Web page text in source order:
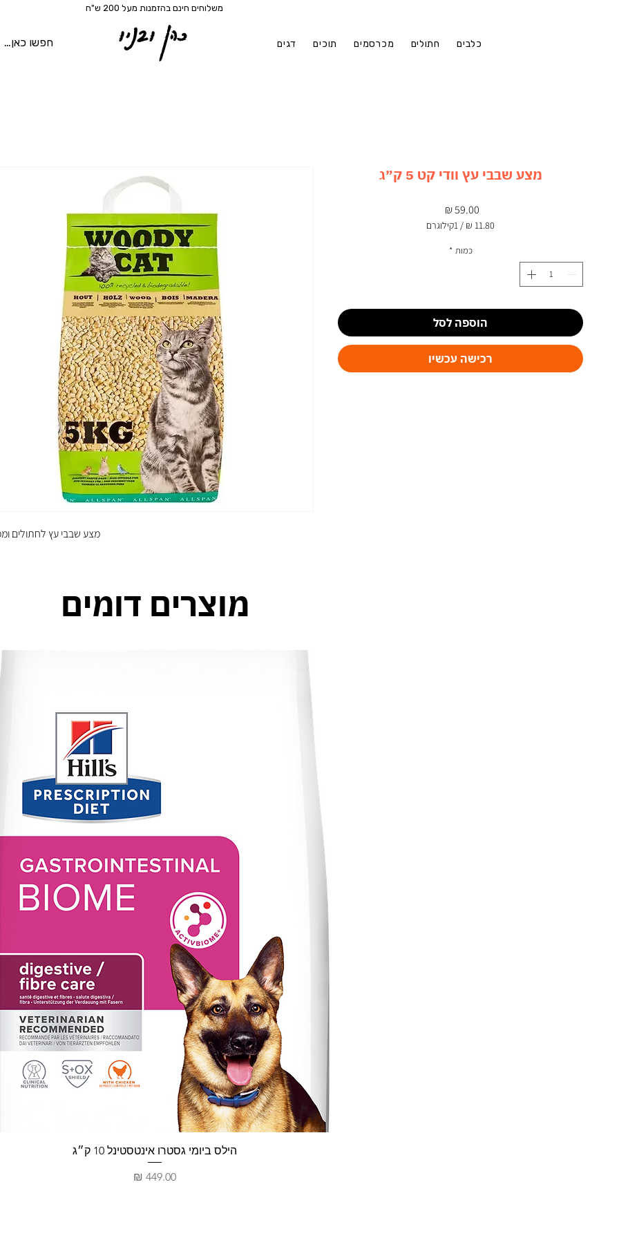
משלוחים חינם בהזמנות מעל 200 ש"ח
כהן ובניו דגים תוכים מכרסמים חתולים כלבים
מצע שבבי עץ לחתולים
מצע שבבי עץ וודי קט 5 ק״ג
/ 1קילוגרם
לכלכמות *
הוספה לסל
רכישה עכשיו
מוצרים דומים
תצוגה מהירה
הילס ביומי גסטרו אינטסטינל 10 ק״ג
מחיר